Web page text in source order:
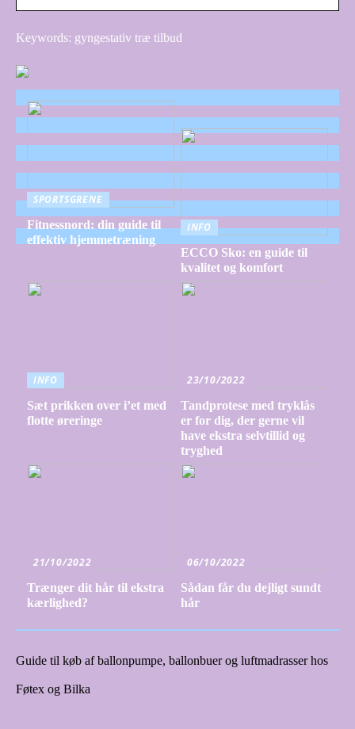
Keywords: gyngestativ træ tilbud
SPORTSGRENE
Fitnessnord: din guide til
effektiv hjemmetræning
INFO
ECCO Sko: en guide til
kvalitet og komfort
INFO
Sæt prikken over i’et med
flotte øreringe
23/10/2022
Tandprotese med tryklås
er for dig, der gerne vil
have ekstra selvtillid og
tryghed
21/10/2022
Trænger dit hår til ekstra
kærlighed?
06/10/2022
Sådan får du dejligt sundt
hår
Guide til køb af ballonpumpe, ballonbuer og luftmadrasser hos
Føtex og Bilka